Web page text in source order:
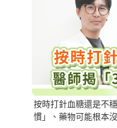
按時打針血糖還是不
慣」、藥物可能根本